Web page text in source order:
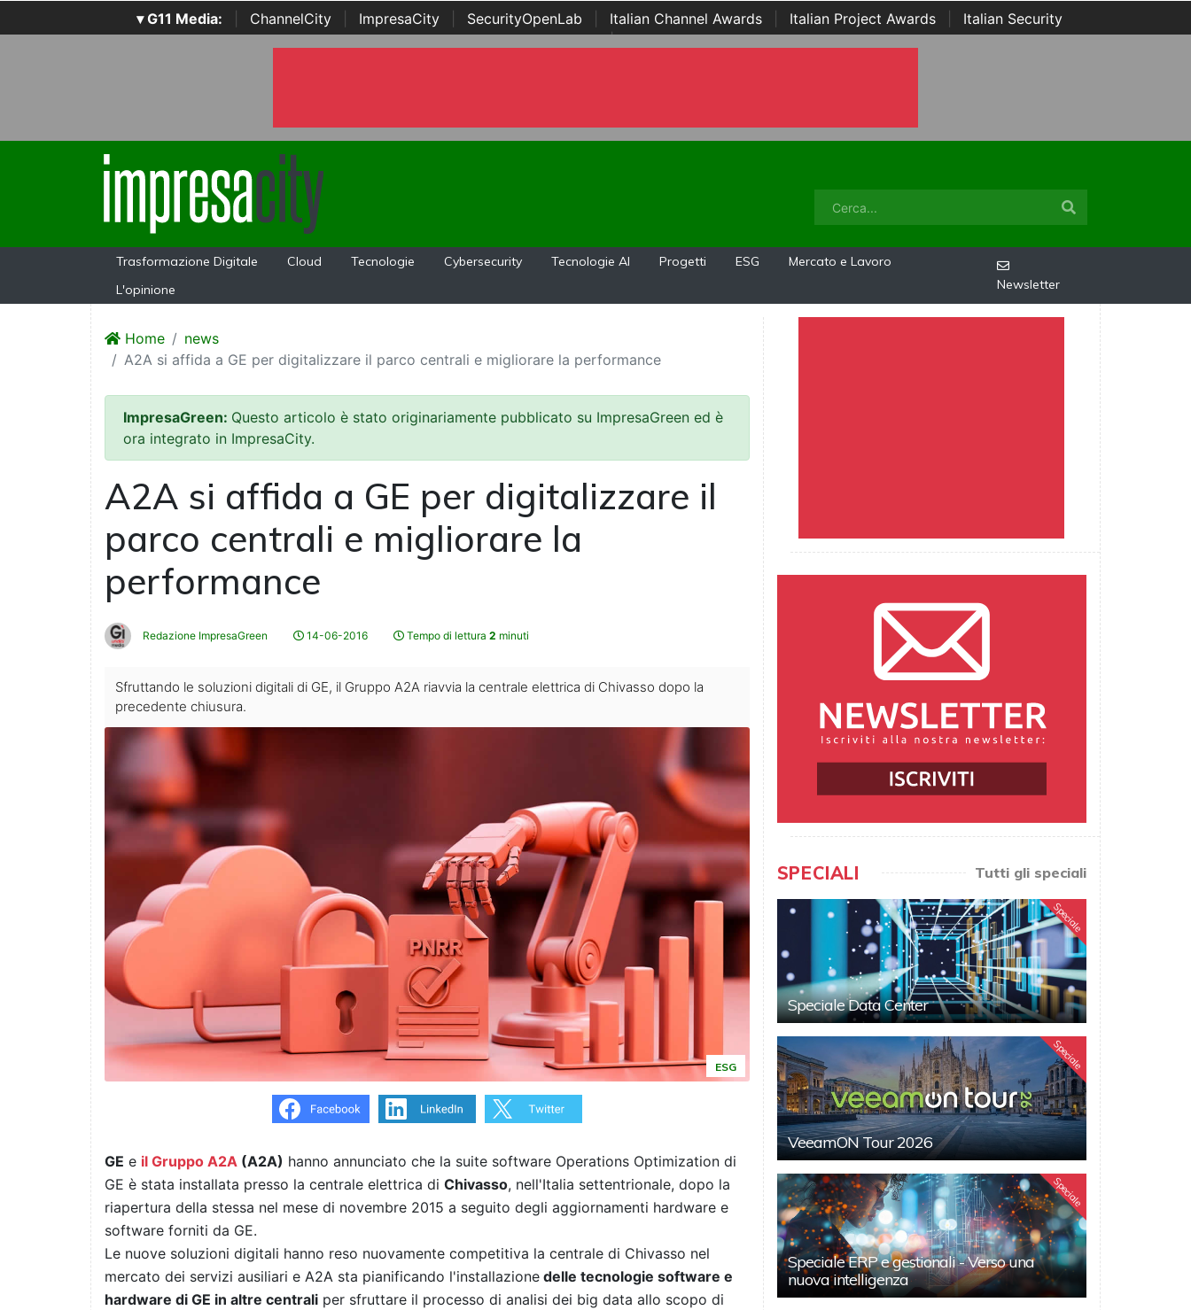
▾ G11 Media: ChannelCity ImpresaCity SecurityOpenLab Italian Channel Awards Italian Project Awards
Italian Security
Awards | ...
Trasformazione Digitale Cloud Tecnologie Cybersecurity Tecnologie AI Progetti ESG
Mercato e Lavoro
L'opinione
Newsletter
Home
news
A2A si affida a GE per digitalizzare il parco centrali e migliorare la performance
ImpresaGreen: Questo articolo è stato originariamente pubblicato su ImpresaGreen ed è
ora integrato in ImpresaCity.
A2A si affida a GE per digitalizzare il
parco centrali e migliorare la
performance
Redazione ImpresaGreen 14-06-2016 Tempo di lettura 2 minuti
Sfruttando le soluzioni digitali di GE, il Gruppo A2A riavvia la centrale elettrica di Chivasso dopo la
precedente chiusura.
ESG
GE e il Gruppo A2A (A2A) hanno annunciato che la suite software Operations Optimization di
GE è stata installata presso la centrale elettrica di Chivasso, nell'Italia settentrionale, dopo la
riapertura della stessa nel mese di novembre 2015 a seguito degli aggiornamenti hardware e
software forniti da GE.
Le nuove soluzioni digitali hanno reso nuovamente competitiva la centrale di Chivasso nel
mercato dei servizi ausiliari e A2A sta pianificando l'installazione delle tecnologie software e
hardware di GE in altre centrali per sfruttare il processo di analisi dei big data allo scopo di
SPECIALI Tutti gli speciali
Speciale
Speciale Data Center
Speciale
VeeamON Tour 2026
Speciale
Speciale ERP e gestionali - Verso una
nuova intelligenza